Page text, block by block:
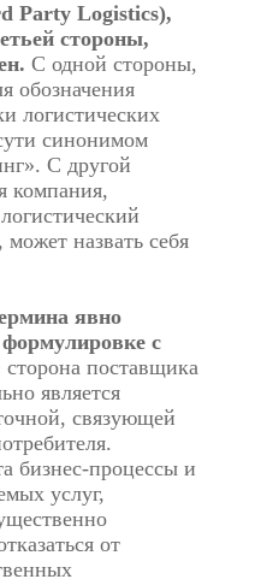
Party Logistics),
стороны,
С одной стороны,
обозначения
логистических
синонимом
С другой
компания,
может назвать себя
явно
с
сторона поставщика
является
связующей
бизнес-процессы и
услуг,
от